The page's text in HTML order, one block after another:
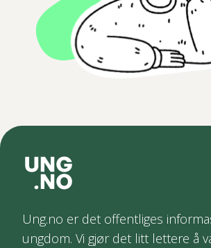
Ung.no er det offentliges
ungdom. Vi gjør det litt lettere å